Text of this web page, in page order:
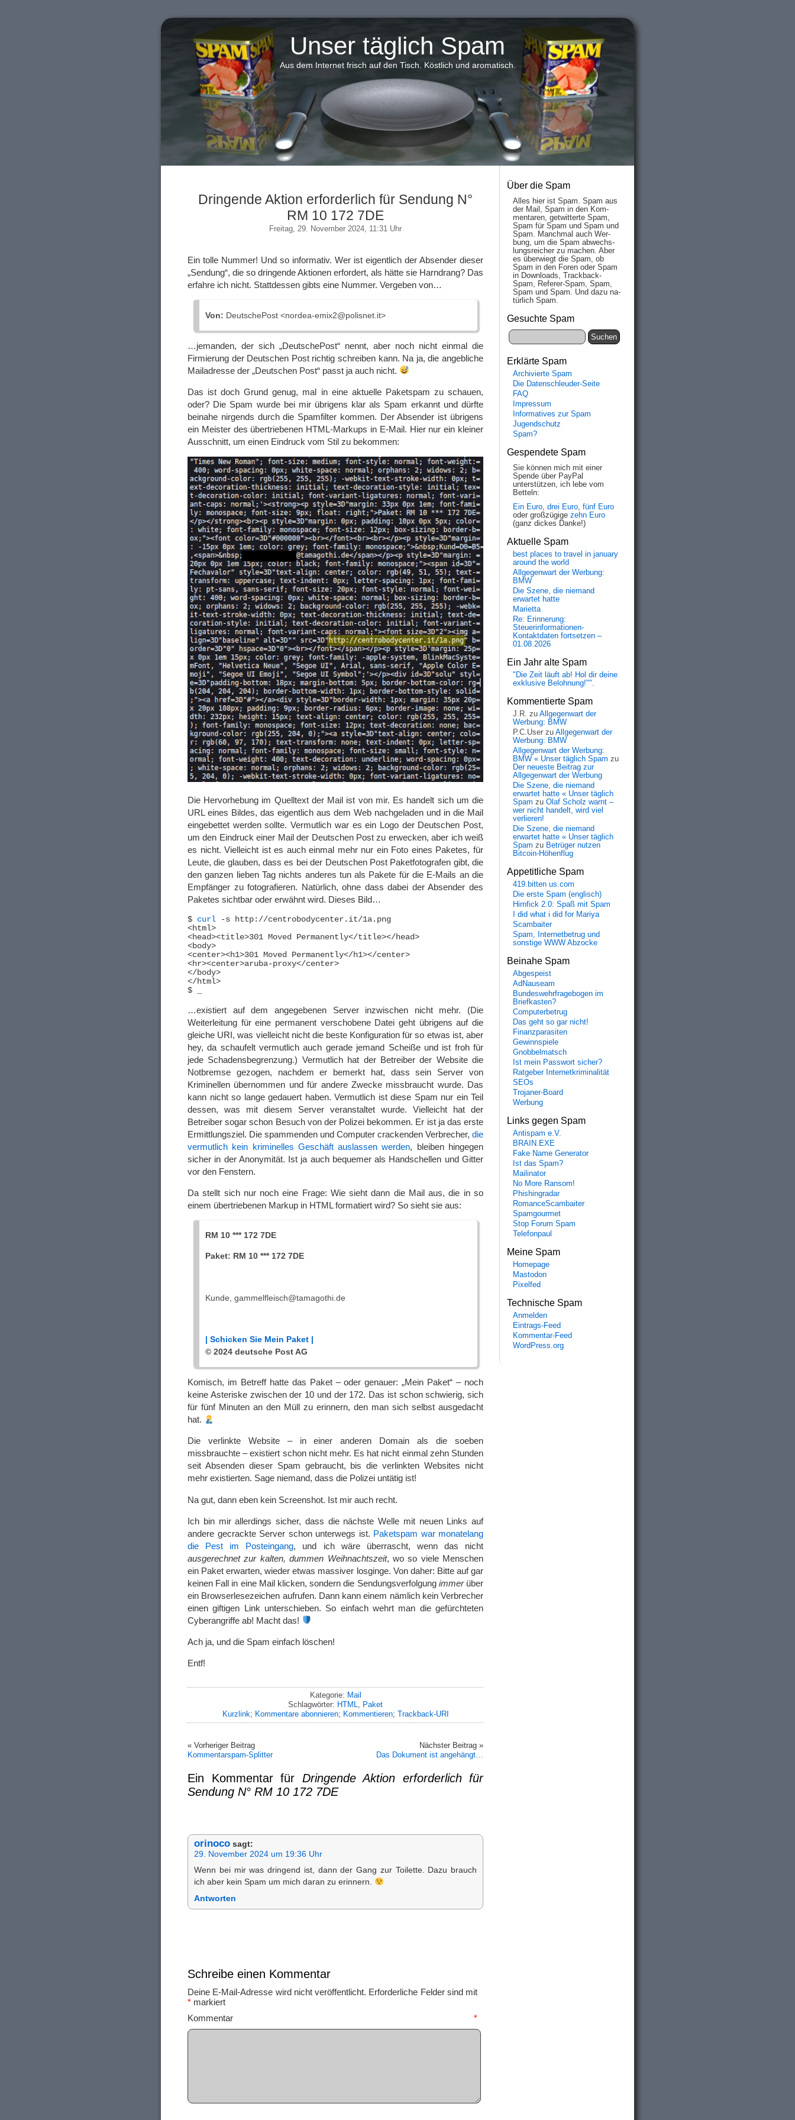
Unser täglich Spam
Aus dem Internet frisch auf den Tisch. Köstlich und aromatisch.
Dringende Aktion erforderlich für Sendung N°
RM 10 172 7DE
Freitag, 29. November 2024, 11:31 Uhr
Ein tolle Nummer! Und so informativ. Wer ist eigentlich der Absender dieser
„Sendung“, die so dringende Aktionen erfordert, als hätte sie Harndrang? Das
erfahre ich nicht. Stattdessen gibts eine Nummer. Vergeben von…
Von: DeutschePost <nordea-emix2@polisnet.it>
…jemanden, der sich „DeutschePost“ nennt, aber noch nicht einmal die
Firmierung der Deutschen Post richtig schreiben kann. Na ja, die angebliche
Mailadresse der „Deutschen Post“ passt ja auch nicht.
Das ist doch Grund genug, mal in eine aktuelle Paketspam zu schauen,
oder? Die Spam wurde bei mir übrigens klar als Spam erkannt und dürfte
beinahe nirgends durch die Spamfilter kommen. Der Absender ist übrigens
ein Meister des übertriebenen HTML-Markups in E-Mail. Hier nur ein kleiner
Ausschnitt, um einen Eindruck vom Stil zu bekommen:
Die Hervorhebung im Quelltext der Mail ist von mir. Es handelt sich um die
URL eines Bildes, das eigentlich aus dem Web nachgeladen und in die Mail
eingebettet werden sollte. Vermutlich war es ein Logo der Deutschen Post,
um den Eindruck einer Mail der Deutschen Post zu erwecken, aber ich weiß
es nicht. Vielleicht ist es auch einmal mehr nur ein Foto eines Paketes, für
Leute, die glauben, dass es bei der Deutschen Post Paketfotografen gibt, die
den ganzen lieben Tag nichts anderes tun als Pakete für die E-Mails an die
Empfänger zu fotografieren. Natürlich, ohne dass dabei der Absender des
Paketes sichtbar oder erwähnt wird. Dieses Bild…
$ curl -s http://centrobodycenter.it/1a.png
<html>
<head><title>301 Moved Permanently</title></head>
<body>
<center><h1>301 Moved Permanently</h1></center>
<hr><center>aruba-proxy</center>
</body>
</html>
…existiert auf dem angegebenen Server inzwischen nicht mehr. (Die
Weiterleitung für eine permanent verschobene Datei geht übrigens auf die
gleiche URI, was vielleicht nicht die beste Konfiguration für so etwas ist, aber
hey, da schaufelt vermutlich auch gerade jemand Scheiße und ist froh für
jede Schadensbegrenzung.) Vermutlich hat der Betreiber der Website die
Notbremse gezogen, nachdem er bemerkt hat, dass sein Server von
Kriminellen übernommen und für andere Zwecke missbraucht wurde. Das
kann nicht so lange gedauert haben. Vermutlich ist diese Spam nur ein Teil
dessen, was mit diesem Server veranstaltet wurde. Vielleicht hat der
Betreiber sogar schon Besuch von der Polizei bekommen. Er ist ja das erste
Ermittlungsziel. Die spammenden und Computer crackenden Verbrecher, die
vermutlich kein kriminelles Geschäft auslassen werden, bleiben hingegen
sicher in der Anonymität. Ist ja auch bequemer als Handschellen und Gitter
vor den Fenstern.
Da stellt sich nur noch eine Frage: Wie sieht dann die Mail aus, die in so
einem übertriebenen Markup in HTML formatiert wird? So sieht sie aus:
RM 10 *** 172 7DE
Paket: RM 10 *** 172 7DE
Kundе, gammelfleisch@tamagothi.de
| Schicken Sie Mein Paket |
© 2024 dеutschе Post AG
Komisch, im Betreff hatte das Paket – oder genauer: „Mein Paket“ – noch
keine Asteriske zwischen der 10 und der 172. Das ist schon schwierig, sich
für fünf Minuten an den Müll zu erinnern, den man sich selbst ausgedacht
hat.
Die verlinkte Website – in einer anderen Domain als die soeben
missbrauchte – existiert schon nicht mehr. Es hat nicht einmal zehn Stunden
seit Absenden dieser Spam gebraucht, bis die verlinkten Websites nicht
mehr existierten. Sage niemand, dass die Polizei untätig ist!
Na gut, dann eben kein Screenshot. Ist mir auch recht.
Ich bin mir allerdings sicher, dass die nächste Welle mit neuen Links auf
andere gecrackte Server schon unterwegs ist. Paketspam war monatelang
die Pest im Posteingang, und ich wäre überrascht, wenn das nicht
ausgerechnet zur kalten, dummen Weihnachtszeit, wo so viele Menschen
ein Paket erwarten, wieder etwas massiver losginge. Von daher: Bitte auf gar
keinen Fall in eine Mail klicken, sondern die Sendungsverfolgung immerüber
ein Browserlesezeichen aufrufen. Dann kann einem nämlich kein Verbrecher
einen giftigen Link unterschieben. So einfach wehrt man die gefürchteten
Cyberangriffe ab! Macht das!
Ach ja, und die Spam einfach löschen!
Entf!
Kategorie: Mail
Schlagwörter: HTML, Paket
Kurzlink; Kommentare abonnieren; Kommentieren; Trackback-URI
« Vorheriger Beitrag
Kommentarspam-Splitter
Nächster Beitrag »
Das Dokument ist angehängt…
Ein Kommentar für Dringende Aktion erforderlich für
Sendung N° RM 10 172 7DE
orinoco sagt:
29. November 2024 um 19:36 Uhr
Wenn bei mir was dringend ist, dann der Gang zur Toilette. Dazu brauch
ich aber kein Spam um mich daran zu erinnern.
Antworten
Schreibe einen Kommentar
Deine E-Mail-Adresse wird nicht veröffentlicht. Erforderliche Felder sind mit
* markiert
Kommentar *
Über die Spam
Alles hier ist Spam. Spam aus
der Mail, Spam in den Kom­
men­taren, ge­twit­ter­te Spam,
Spam für Spam und Spam und
Spam. Manch­mal auch Wer­
bung, um die Spam ab­wechs­
lungs­reich­er zu mach­en. Aber
es über­wiegt die Spam, ob
Spam in den Fo­ren oder Spam
in Down­loads, Track­back-
Spam, Re­fe­rer-Spam, Spam,
Spam und Spam. Und da­zu na­
tür­lich Spam.
Gesuchte Spam
Erklärte Spam
Archivierte Spam
Die Datenschleuder-Seite
FAQ
Impressum
Informatives zur Spam
Jugendschutz
Spam?
Gespendete Spam
Sie können mich mit einer
Spende über PayPal
unterstützen, ich lebe vom
Betteln:
Ein Euro, drei Euro, fünf Euro
oder großzügige zehn Euro
(ganz dickes Danke!)
Aktuelle Spam
best places to travel in january
around the world
Allgegenwart der Werbung:
BMW
Die Szene, die niemand
erwartet hatte
Marietta
Re: Erinnerung:
Steuerinformationen-
Kontaktdaten fortsetzen –
01.08.2026
Ein Jahr alte Spam
"Die Zeit läuft ab! Hol dir deine
exklusive Belohnung!"".
Kommentierte Spam
J.R. zu Allgegenwart der
Werbung: BMW
P.C.User zu Allgegenwart der
Werbung: BMW
Allgegenwart der Werbung:
BMW « Unser täglich Spam zu
Der neueste Beitrag zur
Allgegenwart der Werbung
Die Szene, die niemand
erwartet hatte « Unser täglich
Spam zu Olaf Scholz warnt –
wer nicht handelt, wird viel
verlieren!
Die Szene, die niemand
erwartet hatte « Unser täglich
Spam zu Betrüger nutzen
Bitcoin-Höhenflug
Appetitliche Spam
419.bitten us.com
Die erste Spam (englisch)
Hirnfick 2.0: Spaß mit Spam
I did what i did for Mariya
Scambaiter
Spam, Internetbetrug und
sonstige WWW Abzocke
Beinahe Spam
Abgespeist
AdNauseam
Bundeswehrfragebogen im
Briefkasten?
Computerbetrug
Das geht so gar nicht!
Finanzparasiten
Gewinnspiele
Gnobbelmatsch
Ist mein Passwort sicher?
Ratgeber Internetkriminalität
SEOs
Trojaner-Board
Werbung
Links gegen Spam
Antispam e.V.
BRAIN.EXE
Fake Name Generator
Ist das Spam?
Mailinator
No More Ransom!
Phishingradar
RomanceScambaiter
Spamgourmet
Stop Forum Spam
Telefonpaul
Meine Spam
Homepage
Mastodon
Pixelfed
Technische Spam
Anmelden
Eintrags-Feed
Kommentar-Feed
WordPress.org